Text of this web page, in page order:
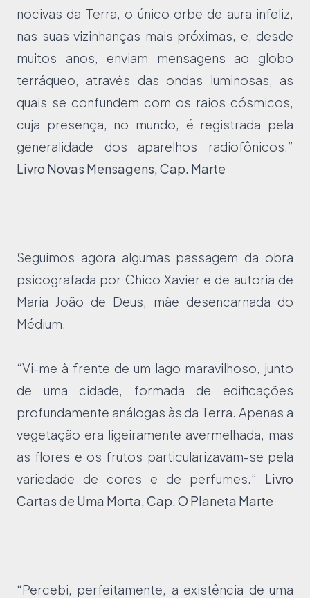
nocivas da Terra, o único orbe de aura infeliz,
nas suas vizinhanças mais próximas, e, desde
muitos anos, enviam mensagens ao globo
terráqueo, através das ondas luminosas, as
quais se confundem com os raios cósmicos,
cuja presença, no mundo, é registrada pela
generalidade dos aparelhos radiofônicos.”
Livro Novas Mensagens, Cap. Marte
Seguimos agora algumas passagem da obra
psicografada por Chico Xavier e de autoria de
Maria João de Deus, mãe desencarnada do
Médium.
“Vi-me à frente de um lago maravilhoso, junto
de uma cidade, formada de edificações
profundamente análogas às da Terra. Apenas a
vegetação era ligeiramente avermelhada, mas
as flores e os frutos particularizavam-se pela
variedade de cores e de perfumes.” Livro
Cartas de Uma Morta, Cap. O Planeta Marte
“Percebi, perfeitamente, a existência de uma